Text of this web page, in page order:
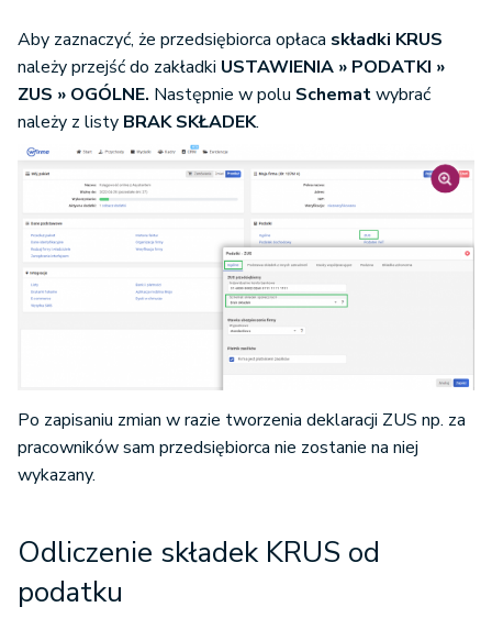
Aby zaznaczyć, że przedsiębiorca opłaca składki KRUS
należy przejść do zakładki USTAWIENIA » PODATKI »
ZUS » OGÓLNE. Następnie w polu Schematwybrać
należy z listy BRAK SKŁADEK.
Po zapisaniu zmian w razie tworzenia deklaracji ZUS np. za
pracowników sam przedsiębiorca nie zostanie na niej
wykazany.
Odliczenie składek KRUS od
podatku